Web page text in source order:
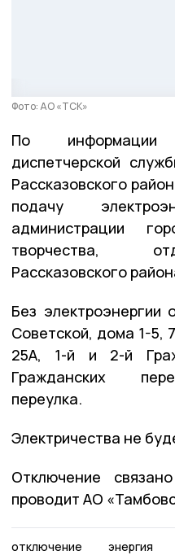
Фото: АО «ТСК»
По
диспетчерской
Рассказовского
подачу
администрации
творчества,
Рассказовского
Без электроэнергии
Советской, дома 1-5,
25А, 1-й и 2-й
Гражданских
переулка.
Электричества не
Отключение
проводит АО
отключение энергия